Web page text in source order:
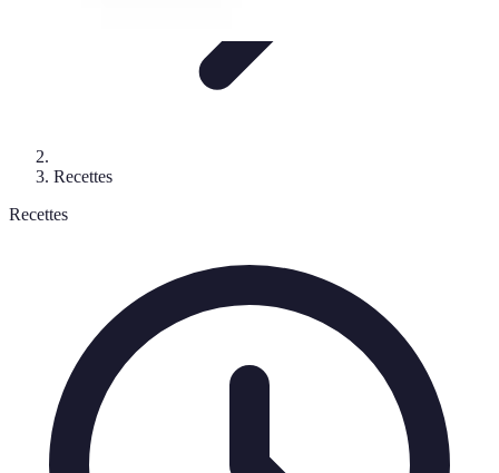
Recettes
Recettes